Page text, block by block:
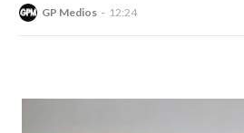
GP Medios 12:24